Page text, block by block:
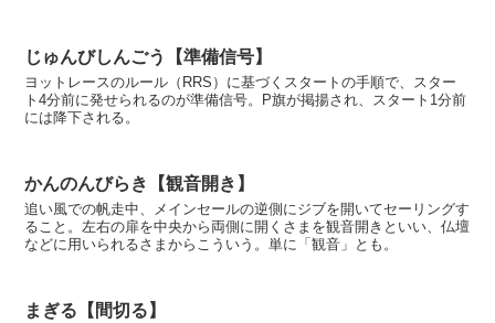
じゅんびしんごう【準備信号】
ヨットレースのルール（RRS）に基づくスタートの手順で、スター
ト4分前に発せられるのが準備信号。P旗が掲揚され、スタート1分前
には降下される。
かんのんびらき【観音開き】
追い風での帆走中、メインセールの逆側にジブを開いてセーリングす
ること。左右の扉を中央から両側に開くさまを観音開きといい、仏壇
などに用いられるさまからこういう。単に「観音」とも。
まぎる【間切る】